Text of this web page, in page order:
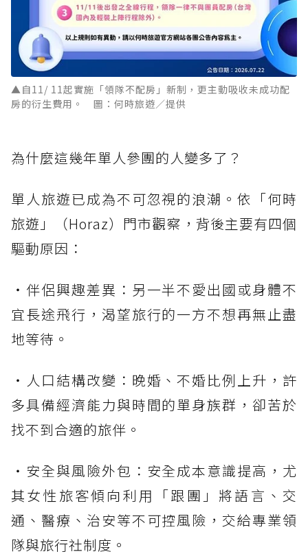
▲自11/ 11起實施「領隊不配房」新制，更主動吸收未成功配
房的衍生費用。 圖：何時旅遊／提供
為什麼這幾年單人參團的人變多了？
單人旅遊已成為不可忽視的浪潮。依「何時
旅遊」（Horaz）門市觀察，背後主要有四個
驅動原因：
・伴侶興趣差異：另一半不愛出國或身體不
宜長途飛行，渴望旅行的一方不想再無止盡
地等待。
・人口結構改變：晚婚、不婚比例上升，許
多具備經濟能力與時間的單身族群，卻苦於
找不到合適的旅伴。
・安全與風險外包：安全成本意識提高，尤
其女性旅客傾向利用「跟團」將語言、交
通、醫療、治安等不可控風險，交給專業領
隊與旅行社制度。